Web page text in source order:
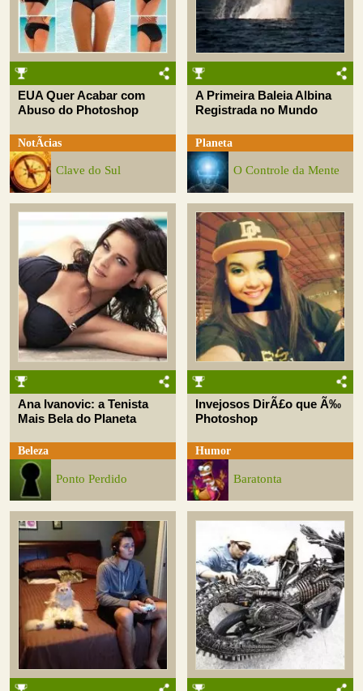
EUA Quer Acabar com
Abuso do Photoshop
NotÃ­cias
Clave do Sul
A Primeira Baleia Albina
Registrada no Mundo
Planeta
O Controle da Mente
Ana Ivanovic: a Tenista
Mais Bela do Planeta
Beleza
Ponto Perdido
Invejosos DirÃ£o que Ã‰
Photoshop
Humor
Baratonta